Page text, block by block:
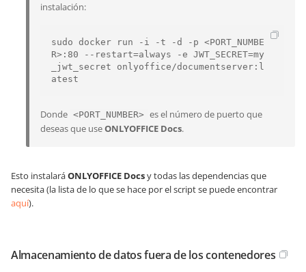
instalación:
sudo docker run -i -t -d -p <PORT_NUMBE
R>:80 --restart=always -e JWT_SECRET=my
_jwt_secret onlyoffice/documentserver:l
atest
Donde <PORT_NUMBER> es el número de puerto que
deseas que useONLYOFFICE Docs.
Esto instalaráONLYOFFICE Docsy todas las dependencias que
necesita (la lista de lo que se hace por el script se puede encontrar
aquí).
Almacenamiento de datos fuera de los contenedores